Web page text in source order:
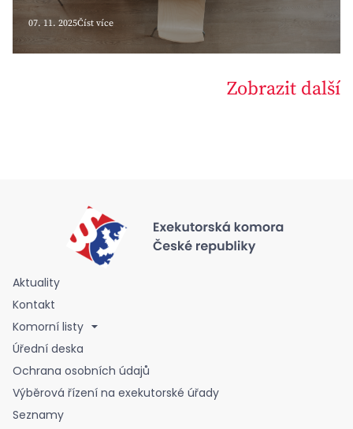
07. 11. 2025Číst více
Zobrazit další
Aktuality
Kontakt
Komorní listy
Úřední deska
Ochrana osobních údajů
Výběrová řízení na exekutorské úřady
Seznamy